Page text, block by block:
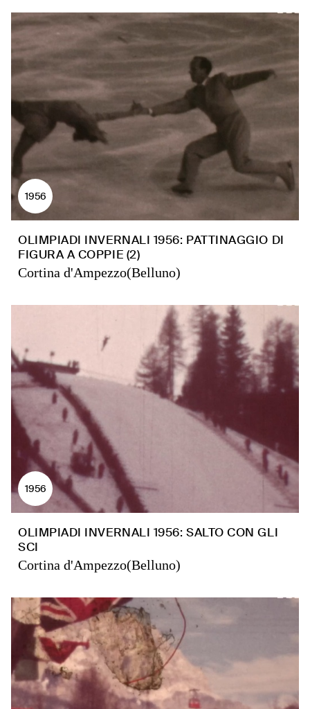
1956
OLIMPIADI INVERNALI 1956: PATTINAGGIO DI
FIGURA A COPPIE (2)
Cortina d'Ampezzo(Belluno)
1956
OLIMPIADI INVERNALI 1956: SALTO CON GLI
SCI
Cortina d'Ampezzo(Belluno)